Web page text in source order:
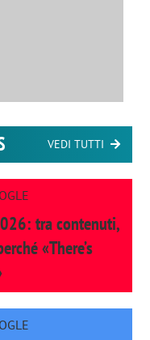
VEDI TUTTI
tra contenuti,
«There’s